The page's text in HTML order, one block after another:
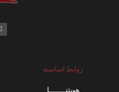
روابط اساسية
هويتنـــــــا